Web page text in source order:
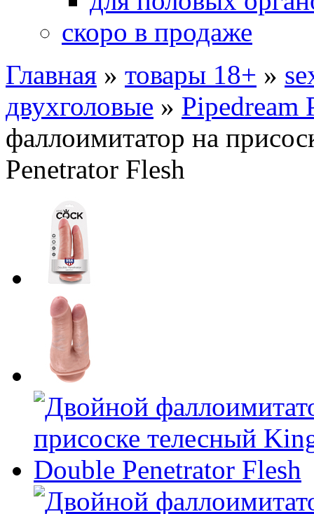
скоро в продаже
Главная » товары 18+ »
двухголовые » Pipedream
фаллоимитатор на
Penetrator Flesh